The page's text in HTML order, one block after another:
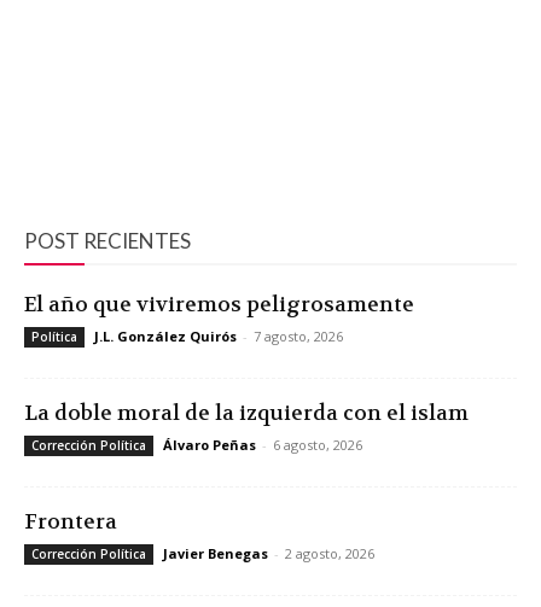
POST RECIENTES
El año que viviremos peligrosamente
Política J.L. González Quirós - 7 agosto, 2026
La doble moral de la izquierda con el islam
Corrección Política Álvaro Peñas - 6 agosto, 2026
Frontera
Corrección Política Javier Benegas - 2 agosto, 2026